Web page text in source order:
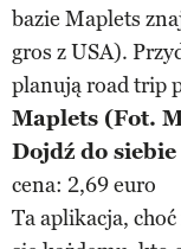
bazie Maplets
gros z USA).
planują road trip
Maplets (Fot.
Dojdź do
cena: 2,69 euro
Ta aplikacja,